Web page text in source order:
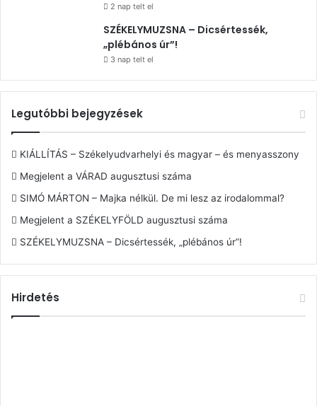
2 nap telt el
SZÉKELYMUZSNA – Dicsértessék,
„plébános úr”!
3 nap telt el
Legutóbbi bejegyzések
KIÁLLÍTÁS – Székelyudvarhelyi és magyar – és menyasszony
Megjelent a VÁRAD augusztusi száma
SIMÓ MÁRTON – Majka nélkül. De mi lesz az irodalommal?
Megjelent a SZÉKELYFÖLD augusztusi száma
SZÉKELYMUZSNA – Dicsértessék, „plébános úr”!
Hirdetés